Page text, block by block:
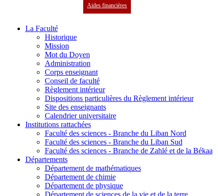
Aides financières
La Faculté
Historique
Mission
Mot du Doyen
Administration
Corps enseignant
Conseil de faculté
Règlement intérieur
Dispositions particulières du Règlement intérieur
Site des enseignants
Calendrier universitaire
Institutions rattachées
Faculté des sciences - Branche du Liban Nord
Faculté des sciences - Branche du Liban Sud
Faculté des sciences - Branche de Zahlé et de la Békaa
Départements
Département de mathématiques
Département de chimie
Département de physique
Département de sciences de la vie et de la terre